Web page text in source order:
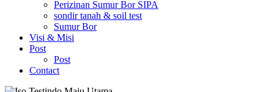
Perizinan Sumur Bor SIPA
sondir tanah & soil test
Sumur Bor
Visi & Misi
Post
Post
Contact